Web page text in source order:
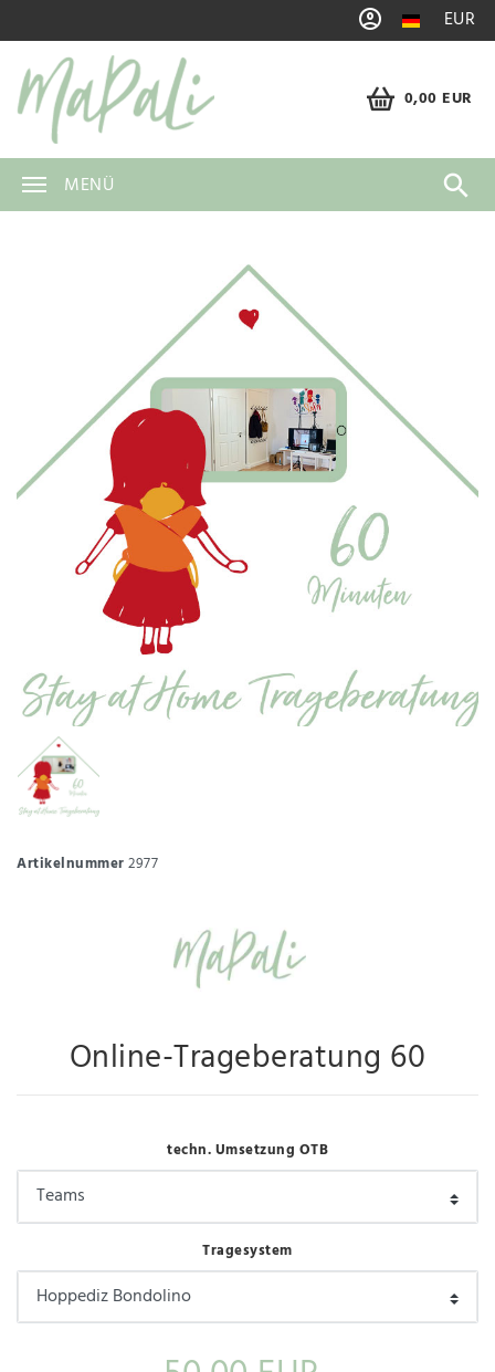
EUR
0,00 EUR
MENÜ
Artikelnummer2977
Online-Trageberatung 60
techn. Umsetzung OTB
Tragesystem